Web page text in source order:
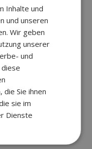
Inhalte und
und unseren
Wir geben
unserer
und
die Sie ihnen
sie im
Dienste